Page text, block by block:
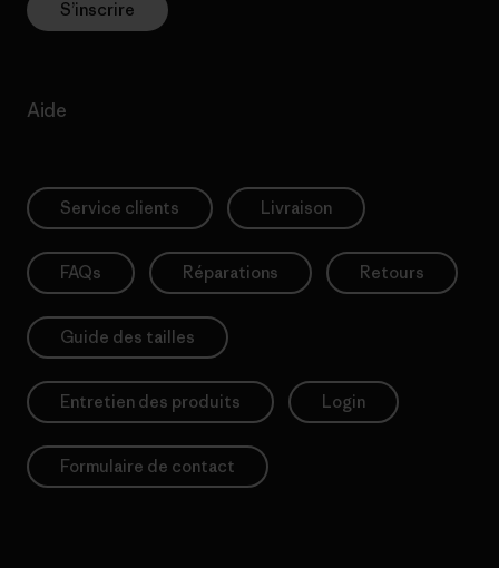
S’inscrire
Aide
Service clients Livraison
FAQs Réparations Retours
Guide des tailles
Entretien des produits Login
Formulaire de contact